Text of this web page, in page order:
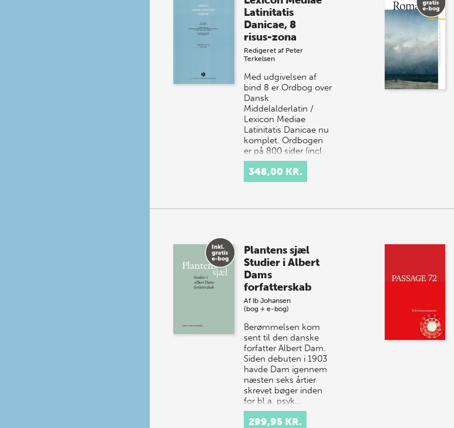
Latinitatis
Danicae, 8
risus-zona
Redigeret af Peter
Terkelsen
Med udgivelsen af
bind 8 er Ordbog over
Dansk
Middelalderlatin /
Lexicon Mediae
Latinitatis Danicae nu
komplet. Ordbogen
er på 800 sider (incl.
indled…
348,00 KR.
Plantens sjæl
Studier i Albert
Dams
forfatterskab
Af Ib Johansen
(bog + e-bog)
Berømmelsen kom
sent til den danske
forfatter Albert Dam.
Siden debuten i 1903
havde Dam igennem
næsten seks årtier
skrevet bøger inden
for bl.a. psyk…
299,95 KR.